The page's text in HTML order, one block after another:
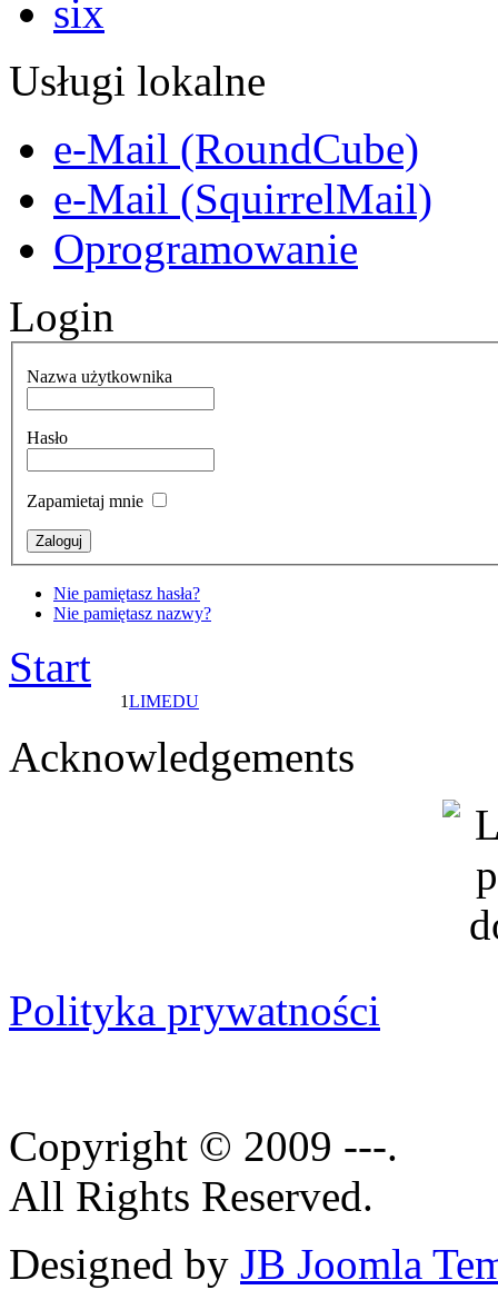
Usługi lokalne
e-Mail (RoundCube)
e-Mail (SquirrelMail)
Oprogramowanie
Login
Nazwa użytkownika
Hasło
Zapamietaj mnie
Nie pamiętasz hasła?
Nie pamiętasz nazwy?
Start
1LIMEDU
Acknowledgements
Polityka prywatności
Copyright © 2009 ---.
All Rights Reserved.
Designed by JB Joomla